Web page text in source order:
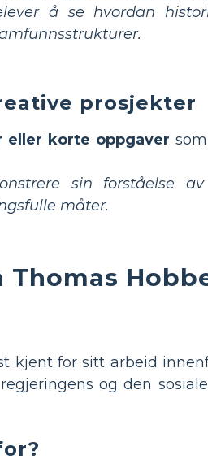
å se hvordan
prosjekter
eller korte oppgaver
sin forståelse av
måter.
kjent for sitt arbeid
og den